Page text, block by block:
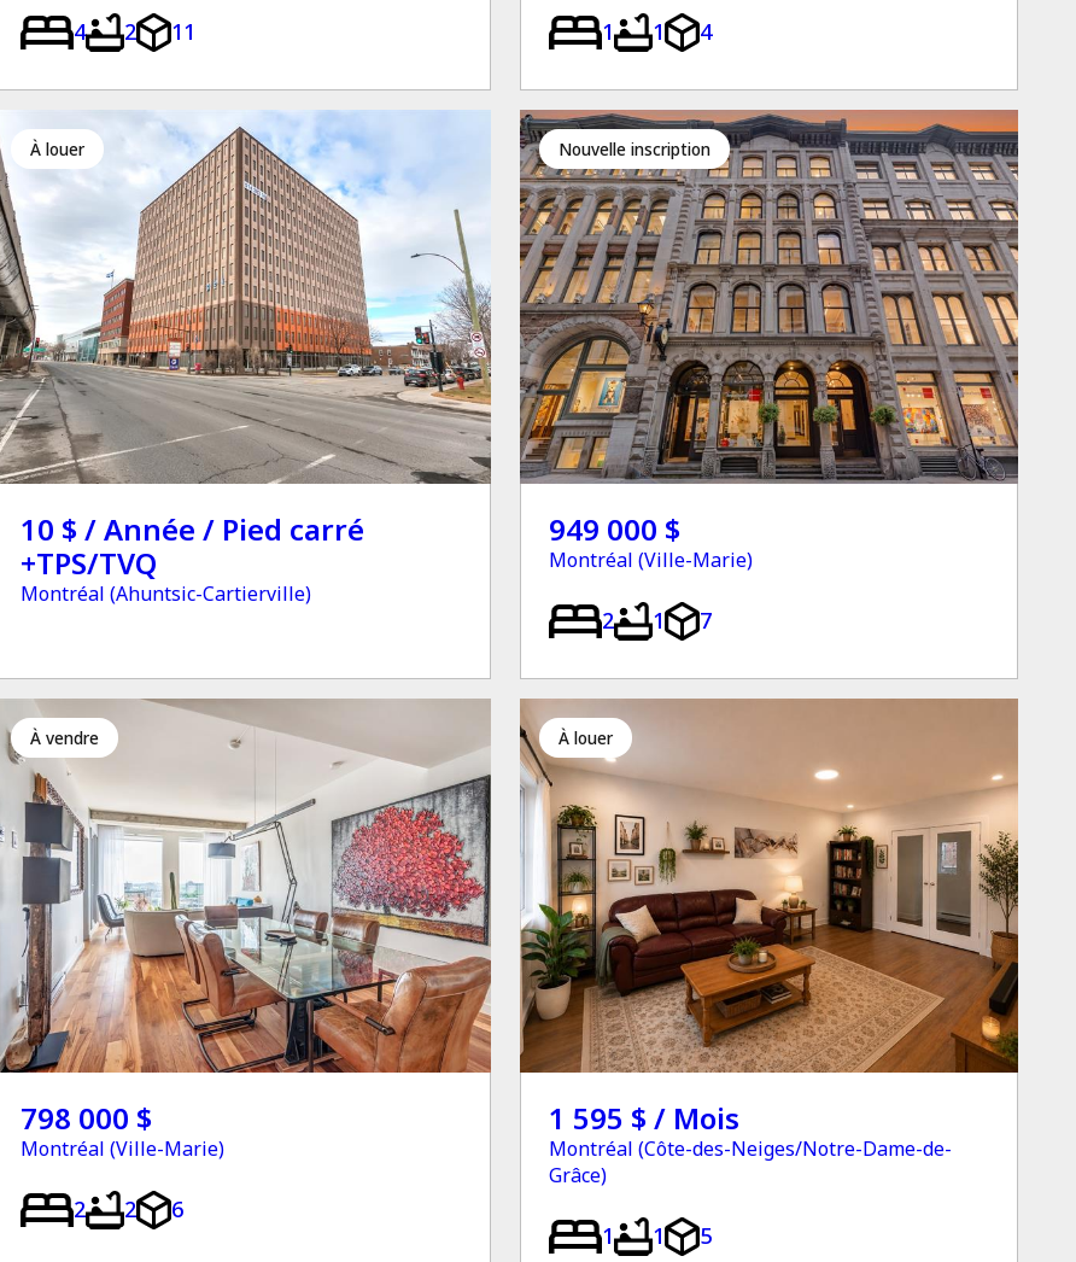
4 2 11 1 1 4
à louer
10 $ / Année / Pied carré
+TPS/TVQ
Montréal (Ahuntsic-Cartierville)
Nouvelle inscription
949 000 $
Montréal (Ville-Marie)
2 1 7
à vendre
798 000 $
Montréal (Ville-Marie)
2 2 6
à louer
1 595 $ / Mois
Montréal (Côte-des-Neiges/Notre-Dame-de-
Grâce)
1 1 5